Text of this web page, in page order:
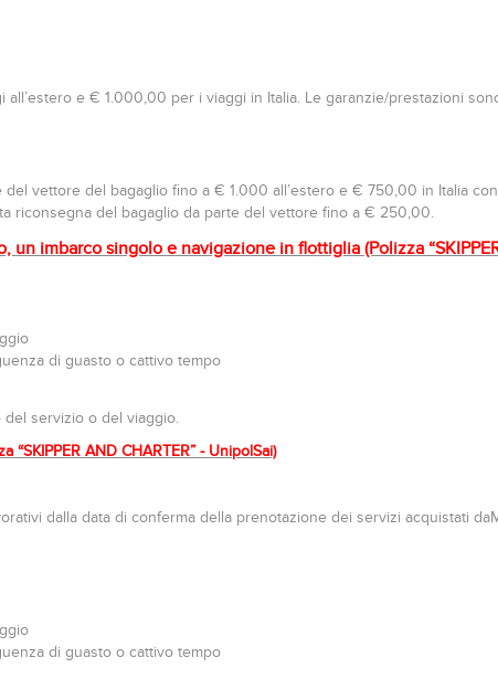
e € 1.000,00 per i viaggi in Italia. Le garanzie/prestazioni
vettore del bagaglio fino a € 1.000 all’estero e € 750,00 in Italia
riconsegna del bagaglio da parte del vettore fino a € 250,00.
imbarco singolo e navigazione in flottiglia (Polizza
di guasto o cattivo tempo
del servizio o del viaggio.
“SKIPPER AND CHARTER” - UnipolSai)
dalla data di conferma della prenotazione dei servizi acquistati
di guasto o cattivo tempo